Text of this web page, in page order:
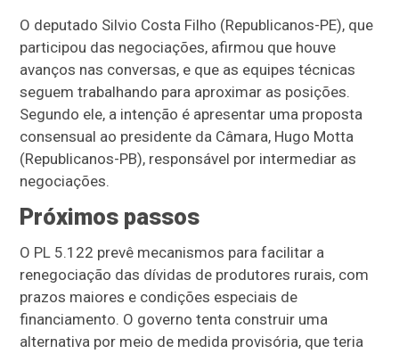
O deputado Silvio Costa Filho (Republicanos-PE), que
participou das negociações, afirmou que houve
avanços nas conversas, e que as equipes técnicas
seguem trabalhando para aproximar as posições.
Segundo ele, a intenção é apresentar uma proposta
consensual ao presidente da Câmara, Hugo Motta
(Republicanos-PB), responsável por intermediar as
negociações.
Próximos passos
O PL 5.122 prevê mecanismos para facilitar a
renegociação das dívidas de produtores rurais, com
prazos maiores e condições especiais de
financiamento. O governo tenta construir uma
alternativa por meio de medida provisória, que teria